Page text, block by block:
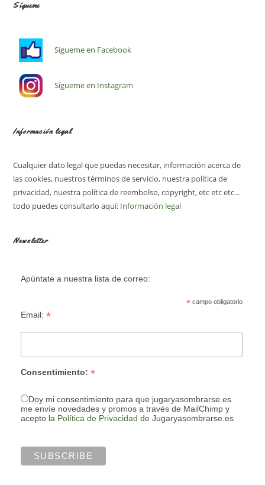
Sígueme
Sígueme en Facebook
Sígueme en Instagram
Información legal
Cualquier dato legal que puedas necesitar, información acerca de
las cookies, nuestros términos de servicio, nuestra política de
privacidad, nuestra política de reembolso, copyright, etc etc etc...
todo puedes consultarlo aquí: Información legal
Newsletter
Apúntate a nuestra lista de correo:
*campo obligatorio
Email: *
Consentimiento: *
Doy mi consentimiento para que jugaryasombrarse.es
me envíe novedades y promos a través de MailChimp y
acepto la Política de Privacidad de Jugaryasombrarse.es